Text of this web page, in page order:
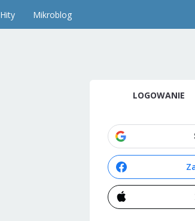
Hity Mikroblog
LOGOWANIE